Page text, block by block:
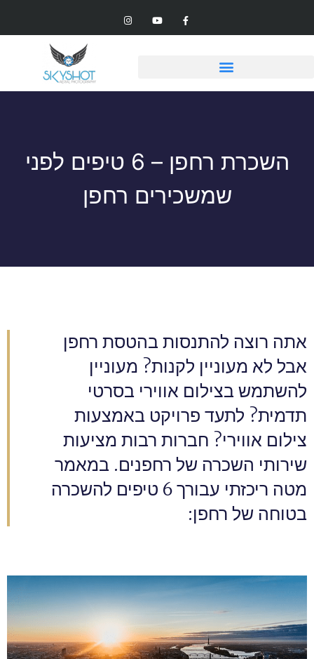
השכרת רחפן – 6 טיפים לפני
שמשכירים רחפן
אתה רוצה להתנסות בהטסת רחפן
אבל לא מעוניין לקנות? מעוניין
להשתמש בצילום אווירי בסרטי
תדמית? לתעד פרויקט באמצעות
צילום אווירי? חברות רבות מציעות
שירותי השכרה של רחפנים. במאמר
מטה ריכזתי עבורך 6 טיפים להשכרה
בטוחה של רחפן: